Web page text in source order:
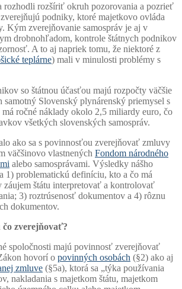
rozhodli rozšíriť okruh pozorovania a pozrieť
podniky, ktoré majetkovo ovláda
Kým zverejňovanie samospráv je aj v
drobnohľadom, kontrole štátnych podnikov
A to aj napriek tomu, že niektoré z
teplárne) mali v minulosti problémy s
so štátnou účasťou majú rozpočty väčšie
samotný Slovenský plynárenský priemysel s
má ročné náklady okolo 2,5 miliardy euro, čo
všetkých slovenských samospráv.
ako sa s povinnosťou zverejňovať zmluvy
väčšinovo vlastnených Fondom národného
alebo samosprávami. Výsledky nášho
1) problematickú definíciu, kto a čo má
štátu interpretovať a kontrolovať
3) roztrúsenosť dokumentov a 4) rôznu
dokumentov.
zverejňovať?
spoločnosti majú povinnosť zverejňovať
hovorí o povinných osobách (§2) ako aj
zmluve (§5a), ktorá sa „týka používania
nakladania s majetkom štátu, majetkom